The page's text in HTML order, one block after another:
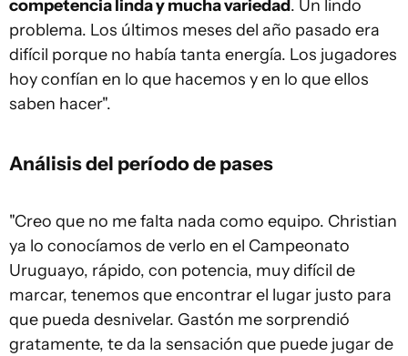
competencia linda y mucha variedad. Un lindo
problema. Los últimos meses del año pasado era
difícil porque no había tanta energía. Los jugadores
hoy confían en lo que hacemos y en lo que ellos
saben hacer".
Análisis del período de pases
"Creo que no me falta nada como equipo. Christian
ya lo conocíamos de verlo en el Campeonato
Uruguayo, rápido, con potencia, muy difícil de
marcar, tenemos que encontrar el lugar justo para
que pueda desnivelar. Gastón me sorprendió
gratamente, te da la sensación que puede jugar de